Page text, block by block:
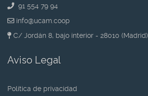
91 554 79 94
info@ucam.coop
C/ Jordán 8, bajo interior - 28010 (Madrid)
Aviso Legal
Política de privacidad